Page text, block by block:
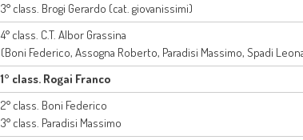
3° class. Brogi Gerardo (cat. giovanissimi)
4° class. C.T. Albor Grassina
(Boni Federico, Assogna Roberto, Paradisi Massimo, Spadi
1° class. Rogai Franco
2° class. Boni Federico
3° class. Paradisi Massimo